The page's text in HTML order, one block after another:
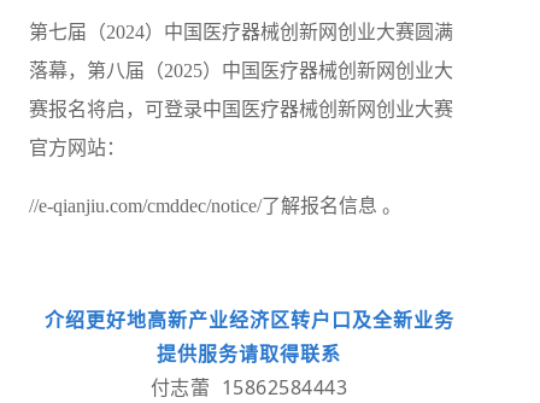
第七届（2024）中国医疗器械创新网创业大赛圆满
落幕，第八届（2025）中国医疗器械创新网创业大
赛报名将启，可登录中国医疗器械创新网创业大赛
官方网站：
//e-qianjiu.com/cmddec/notice/了解报名信息 。
介绍更好地高新产业经济区转户口及全新业务
提供服务请取得联系
付志蕾 15862584443